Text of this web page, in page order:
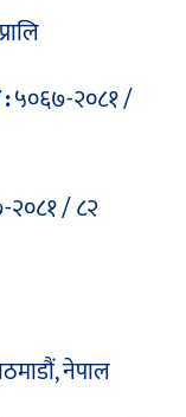
:५०६७-२०८१ /
२०८१ / ८२
नेपाल